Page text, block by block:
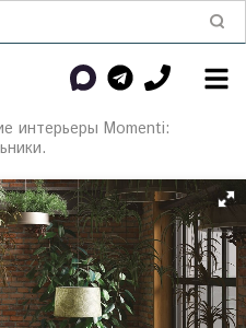
интерьеры Momenti: